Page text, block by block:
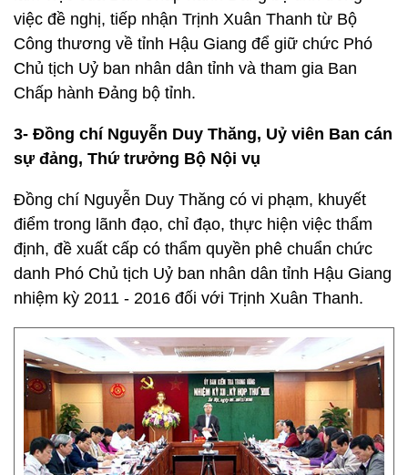
việc đề nghị, tiếp nhận Trịnh Xuân Thanh từ Bộ
Công thương về tỉnh Hậu Giang để giữ chức Phó
Chủ tịch Uỷ ban nhân dân tỉnh và tham gia Ban
Chấp hành Đảng bộ tỉnh.
3- Đồng chí Nguyễn Duy Thăng, Uỷ viên Ban cán
sự đảng, Thứ trưởng Bộ Nội vụ
Đồng chí Nguyễn Duy Thăng có vi phạm, khuyết
điểm trong lãnh đạo, chỉ đạo, thực hiện việc thẩm
định, đề xuất cấp có thẩm quyền phê chuẩn chức
danh Phó Chủ tịch Uỷ ban nhân dân tỉnh Hậu Giang
nhiệm kỳ 2011 - 2016 đối với Trịnh Xuân Thanh.